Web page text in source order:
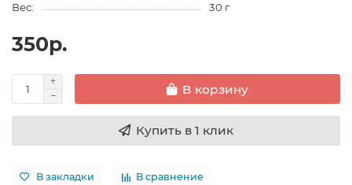
Вес:
30 г
350р.
В корзину
Купить в 1 клик
В закладки В сравнение